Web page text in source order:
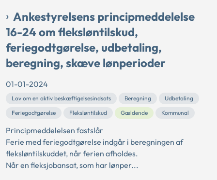
Ankestyrelsens principmeddelelse
16-24 om fleksløntilskud,
feriegodtgørelse, udbetaling,
beregning, skæve lønperioder
01-01-2024
Lov om en aktiv beskæftigelsesindsats Beregning
Udbetaling
Feriegodtgørelse
Fleksløntilskud Gældende Kommunal
Principmeddelelsen fastslår
Ferie med feriegodtgørelse indgår i beregningen af
fleksløntilskuddet, når ferien afholdes.
Når en fleksjobansat, som har lønper...